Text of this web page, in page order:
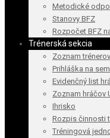
Metodické
Stanovy BFZ
Rozpočet BFZ
Trénerská sekcia
Zoznam
Prihláška na
Evidenčný list
Zoznam hráčov
Ihrisko
Rozpis činnosti
Tréningová